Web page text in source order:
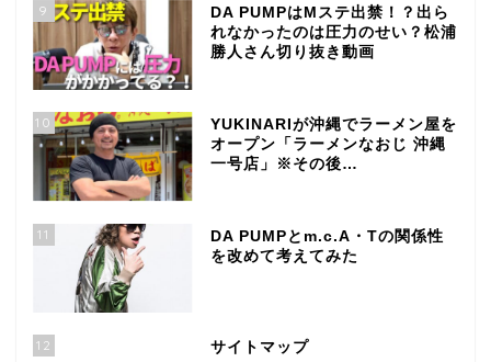
9
DA PUMPはMステ出禁！？出ら
れなかったのは圧力のせい？松浦
勝人さん切り抜き動画
10
YUKINARIが沖縄でラーメン屋を
オープン「ラーメンなおじ 沖縄
一号店」※その後…
11
DA PUMPとm.c.A・Tの関係性
を改めて考えてみた
12 サイトマップ